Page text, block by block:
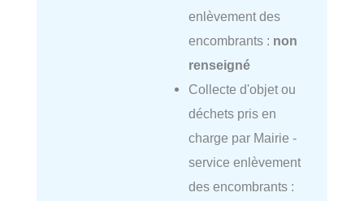
enlèvement des
encombrants : non
renseigné
Collecte d'objet ou
déchets pris en
charge par Mairie -
service enlèvement
des encombrants :